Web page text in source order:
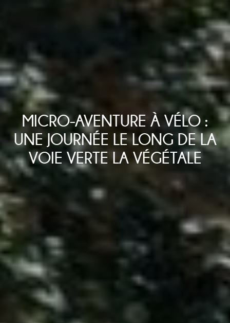
MICRO-AVENTURE À VÉLO :
UNE JOURNÉE LE LONG DE LA
VOIE VERTE LA VÉGÉTALE